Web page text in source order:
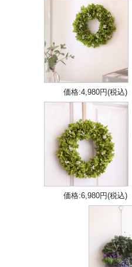
価格:4,980円(税込)
価格:6,980円(税込)